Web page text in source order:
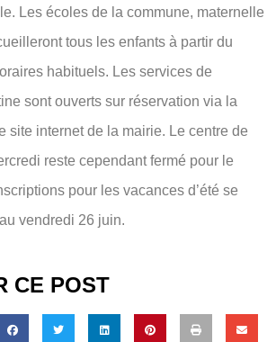
Les écoles de la commune, maternelle
tous les enfants à partir du
habituels. Les services de
sont ouverts sur réservation via la
site internet de la mairie. Le centre de
reste cependant fermé pour le
pour les vacances d’été se
vendredi 26 juin.
CE POST